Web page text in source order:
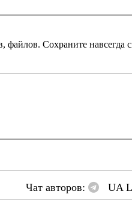
Сохраните навсегда
Чат авторов: UA